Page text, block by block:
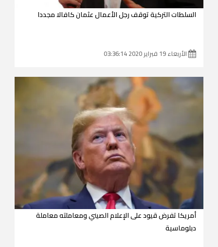
السلطات التركية توقف رجل الأعمال عثمان كافالا مجددا
الأربعاء 19 فبراير 2020 03:36:14
أمريكا تفرض قيود على الإعلام الصيني ومعاملته معاملة
دبلوماسية